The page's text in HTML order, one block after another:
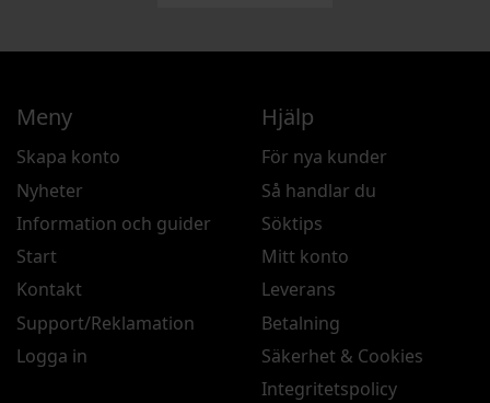
Meny
Skapa konto
Nyheter
Information och guider
Start
Kontakt
Support/Reklamation
Logga in
Hjälp
För nya kunder
Så handlar du
Söktips
Mitt konto
Leverans
Betalning
Säkerhet & Cookies
Integritetspolicy